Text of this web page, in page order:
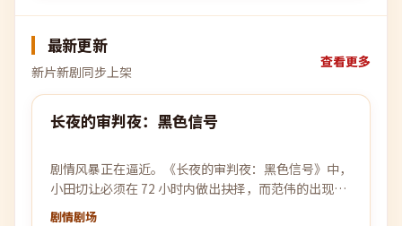
最新更新
新片新剧同步上架
查看更多
最新
99:00
长夜的审判夜：黑色信号
剧情风暴正在逼近。《长夜的审判夜：黑色信号》中，
小田切让必须在 72 小时内做出抉择，而范伟的出现让
所有计划被彻底打乱。
剧情剧场